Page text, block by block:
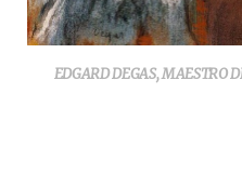
EDGARD DEGAS, MAESTRO